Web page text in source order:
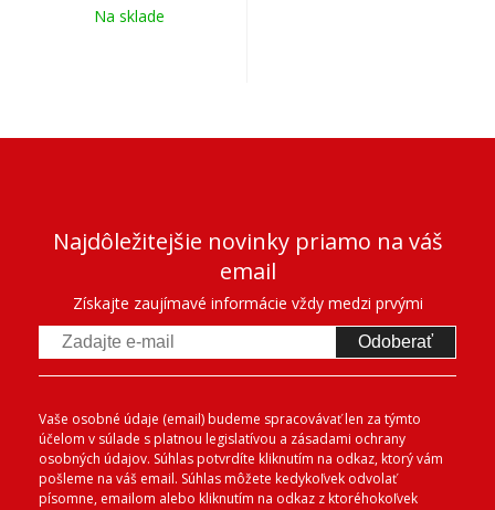
Na sklade
Najdôležitejšie novinky priamo na váš
email
Získajte zaujímavé informácie vždy medzi prvými
Odoberať
Vaše osobné údaje (email) budeme spracovávať len za týmto
účelom v súlade s platnou legislatívou a zásadami ochrany
osobných údajov. Súhlas potvrdíte kliknutím na odkaz, ktorý vám
pošleme na váš email. Súhlas môžete kedykoľvek odvolať
písomne, emailom alebo kliknutím na odkaz z ktoréhokoľvek